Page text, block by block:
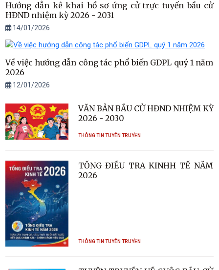
Hướng dẫn kê khai hồ sơ ứng cử trực tuyến bầu cử
HĐND nhiệm kỳ 2026 - 2031
14/01/2026
Về việc hướng dẫn công tác phổ biến GDPL quý 1 năm
2026
12/01/2026
VĂN BẢN BẦU CỬ HĐND NHIỆM KỲ
2026 - 2030
THÔNG TIN TUYÊN TRUYỀN
TỔNG ĐIỀU TRA KINHH TẾ NĂM
2026
THÔNG TIN TUYÊN TRUYỀN